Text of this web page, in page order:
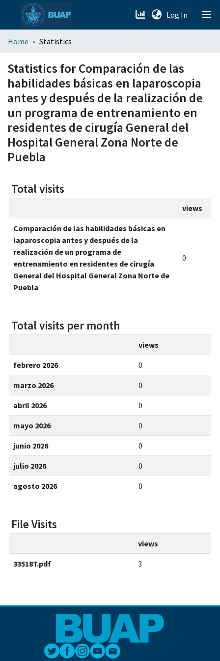
Log In (current)
menu.section.about_menu
All of DSpace
Home Statistics
Statistics for Comparación de las
habilidades básicas en laparoscopia
antes y después de la realización de
un programa de entrenamiento en
residentes de cirugía General del
Hospital General Zona Norte de
Puebla
Total visits
views
Comparación de las habilidades básicas en
laparoscopia antes y después de la
realización de un programa de
entrenamiento en residentes de cirugía
General del Hospital General Zona Norte de
Puebla
0
Total visits per month
views
febrero 2026 0
marzo 2026 0
abril 2026 0
mayo 2026 0
junio 2026 0
julio 2026 0
agosto 2026 0
File Visits
views
33518T.pdf 3